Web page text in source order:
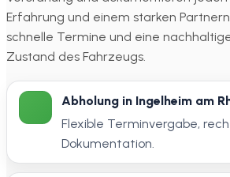
Erfahrung und einem starken
schnelle Termine und eine
Zustand des Fahrzeugs.
Abholung in Ingelheim am
Flexible Terminvergabe,
Dokumentation.